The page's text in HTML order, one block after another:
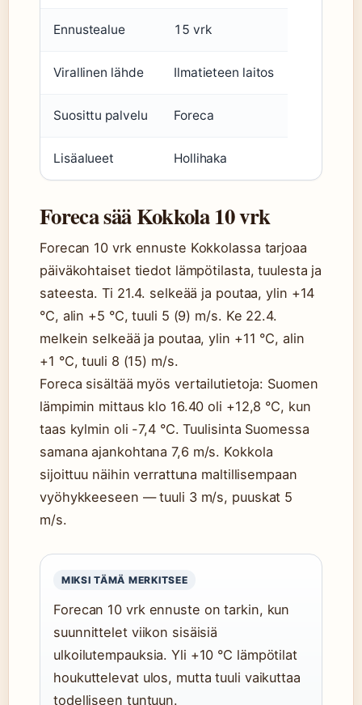
Ennustealue 15 vrk
Virallinen lähde Ilmatieteen laitos
Suosittu palvelu Foreca
Lisäalueet Hollihaka
Foreca sää Kokkola 10 vrk
Forecan 10 vrk ennuste Kokkolassa tarjoaa
päiväkohtaiset tiedot lämpötilasta, tuulesta ja
sateesta. Ti 21.4. selkeää ja poutaa, ylin +14
°C, alin +5 °C, tuuli 5 (9) m/s. Ke 22.4.
melkein selkeää ja poutaa, ylin +11 °C, alin
+1 °C, tuuli 8 (15) m/s.
Foreca sisältää myös vertailutietoja: Suomen
lämpimin mittaus klo 16.40 oli +12,8 °C, kun
taas kylmin oli -7,4 °C. Tuulisinta Suomessa
samana ajankohtana 7,6 m/s. Kokkola
sijoittuu näihin verrattuna maltillisempaan
vyöhykkeeseen — tuuli 3 m/s, puuskat 5
m/s.
MIKSI TÄMÄ MERKITSEE
Forecan 10 vrk ennuste on tarkin, kun
suunnittelet viikon sisäisiä
ulkoilutempauksia. Yli +10 °C lämpötilat
houkuttelevat ulos, mutta tuuli vaikuttaa
todelliseen tuntuun.